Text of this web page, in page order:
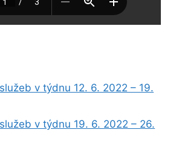
v týdnu 12. 6. 2022 – 19.
v týdnu 19. 6. 2022 – 26.